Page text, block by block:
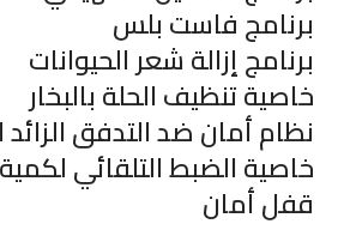
برنامج فاست بلس
برنامج إزالة شعر الحيوانات
خاصية تنظيف الحلة بالبخار
نظام أمان ضد التدفق الزائد
خاصية الضبط التلقائي
قفل أمان